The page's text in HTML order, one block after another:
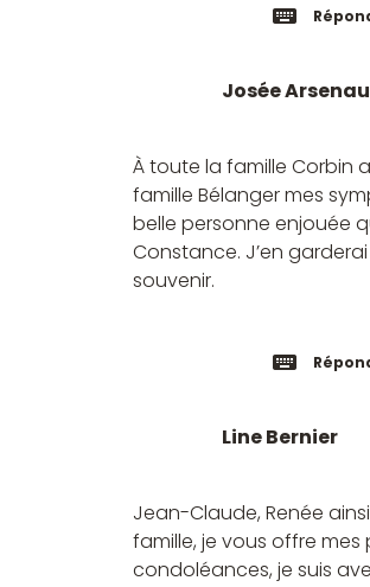
Josée
À toute la famille Corbin
famille Bélanger mes
belle personne enjouée
Constance. J’en
souvenir.
Line Bernier
Jean-Claude, Renée
famille, je vous offre mes
condoléances, je suis